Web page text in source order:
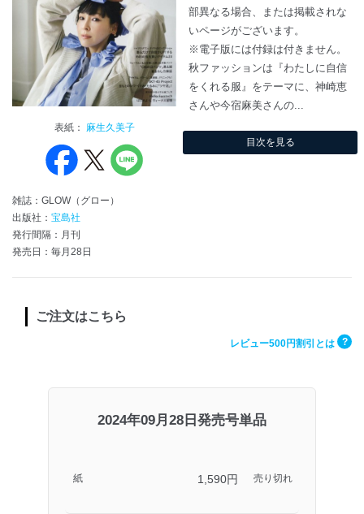
表紙： 麻生久美子
雑誌：GLOW（グロー）
出版社： 宝島社
発行間隔：月刊
発売日：毎月28日
部異なる場合、または掲載されな
いページがございます。
※電子版には付録は付きません。
秋ファッションは『わたしに自信
をくれる服』をテーマに、神崎恵
さんや今宿麻美さんの...
目次を見る
ご注文はこちら
レビュー500円割引とは ?
2024年09月28日発売号単品
紙 1,590円 売り切れ